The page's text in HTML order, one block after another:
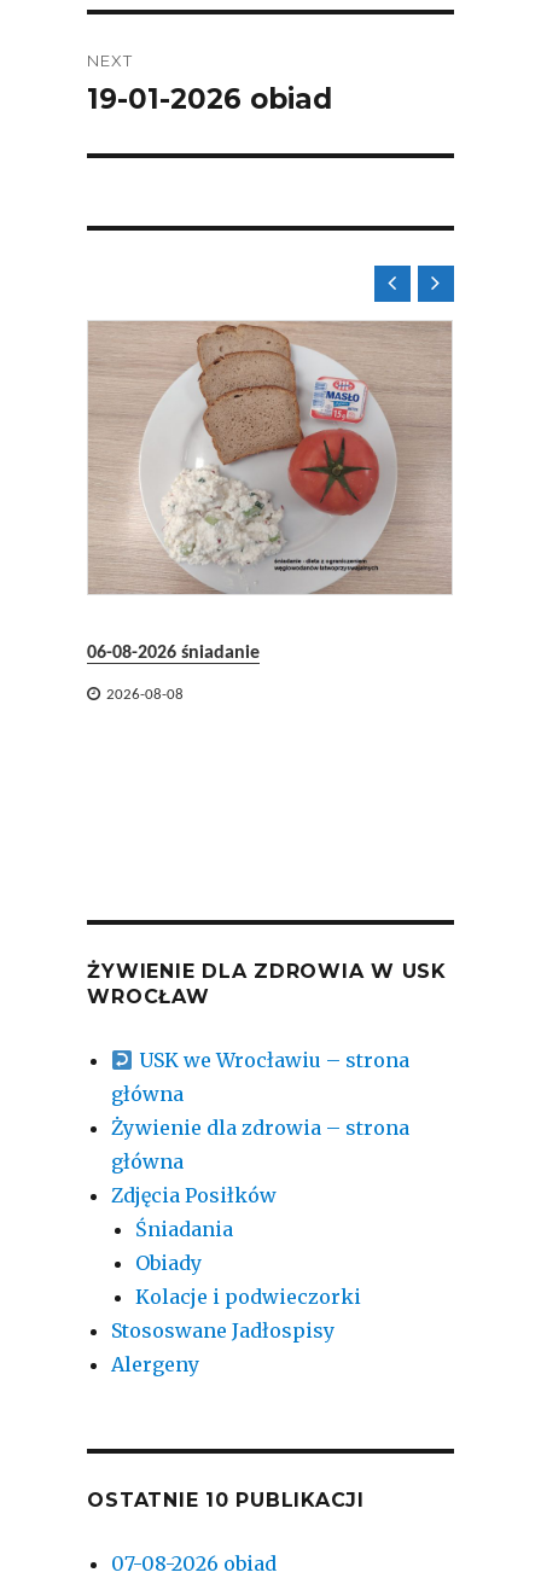
NEXT
Next
19-01-2026 obiad

06-08-2026 śniadanie
 2026-08-08

ŻYWIENIE DLA ZDROWIA W USK
WROCŁAW
USK we Wrocławiu – strona
główna
Żywienie dla zdrowia – strona
główna
Zdjęcia Posiłków
Śniadania
Obiady
Kolacje i podwieczorki
Stososwane Jadłospisy
Alergeny
OSTATNIE 10 PUBLIKACJI
07-08-2026 obiad